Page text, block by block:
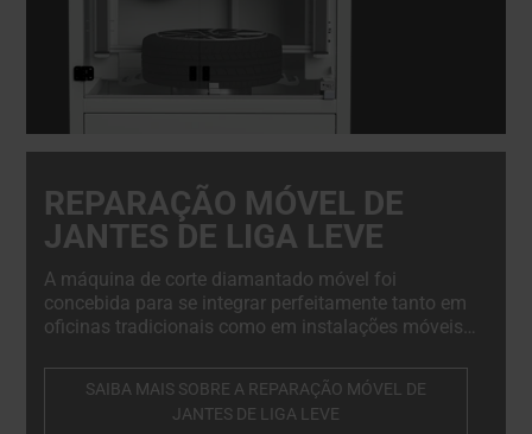
REPARAÇÃO MÓVEL DE
JANTES DE LIGA LEVE
A máquina de corte diamantado móvel foi
concebida para se integrar perfeitamente tanto em
oficinas tradicionais como em instalações móveis.
instalação sem esforço na traseira de uma
carrinha, camião ou reboque, estabelecendo-a
como um componente crucial de qualquer serviço
SAIBA MAIS SOBRE A REPARAÇÃO MÓVEL DE
JANTES DE LIGA LEVE